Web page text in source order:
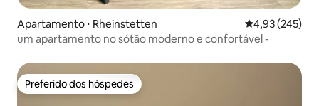
Apartamento ⋅ Rheinstetten 4,93 de uma
4,93 (245)
um apartamento no sótão moderno e confortável -
Preferido dos hóspedes
Preferido dos hóspedes